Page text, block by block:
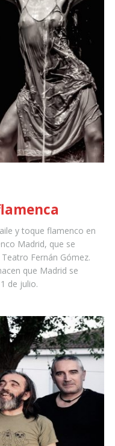
y toque flamenco en
Madrid, que se
Fernán Gómez.
que Madrid se
de julio.